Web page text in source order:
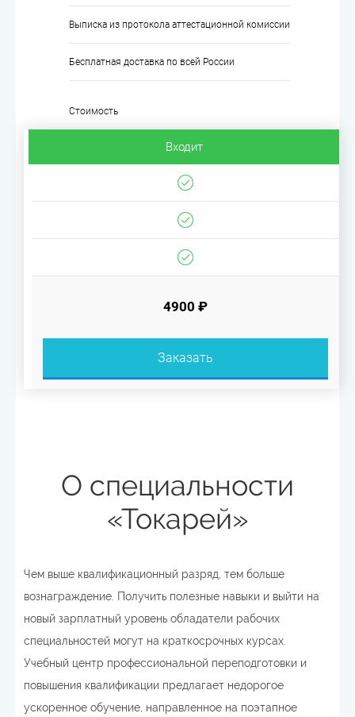
Выписка из протокола аттестационной комиссии
Бесплатная доставка по всей России
Стоимость
Входит
4900 ₽
Заказать
О специальности
«Токарей»
Чем выше квалификационный разряд, тем больше
вознаграждение. Получить полезные навыки и выйти на
новый зарплатный уровень обладатели рабочих
специальностей могут на краткосрочных курсах.
Учебный центр профессиональной переподготовки и
повышения квалификации предлагает недорогое
ускоренное обучение, направленное на поэтапное